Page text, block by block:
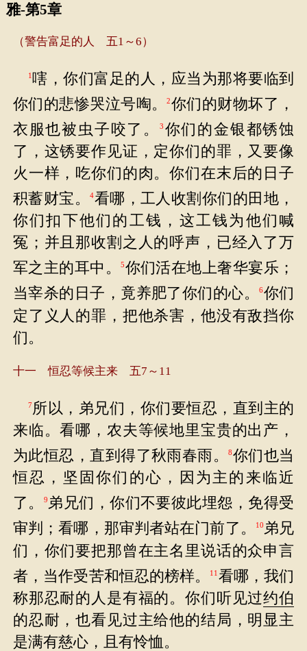
雅-第5章
（警告富足的人 五1～6）
1 嗐，你们富足的人，应当为那将要临到
你们的悲惨哭泣号啕。2你们的财物坏了，
衣服也被虫子咬了。
3 你们的金银都锈蚀
了，这锈要作见证，定你们的罪，又要像
火一样，吃你们的肉。你们在末后的日子
积蓄财宝。4看哪，工人收割你们的田地，
你们扣下他们的工钱，这工钱为他们喊
冤；并且那收割之人的呼声，已经入了万
军之主的耳中。5你们活在地上奢华宴乐；
当宰杀的日子，竟养肥了你们的心。6你们
定了义人的罪，把他杀害，他没有敌挡你
们。
十一 恒忍等候主来 五7～11
7所以，弟兄们，你们要恒忍，直到主的
来临。看哪，农夫等候地里宝贵的出产，
为此恒忍，直到得了秋雨春雨。8你们也当
恒忍，坚固你们的心，因为主的来临近
了。
9弟兄们，你们不要彼此埋怨，免得受
审判；看哪，那审判者站在门前了。
10弟兄
们，你们要把那曾在主名里说话的众申言
者，当作受苦和恒忍的榜样。
11 看哪，我们
称那忍耐的人是有福的。你们听见过约伯
的忍耐，也看见过主给他的结局，明显主
是满有慈心，且有怜恤。